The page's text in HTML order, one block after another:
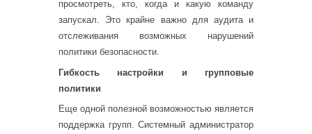
просмотреть, кто, когда и какую команду
запускал. Это крайне важно для аудита и
отслеживания возможных нарушений
политики безопасности.
Гибкость настройки и групповые
политики
Еще одной полезной возможностью является
поддержка групп. Системный администратор